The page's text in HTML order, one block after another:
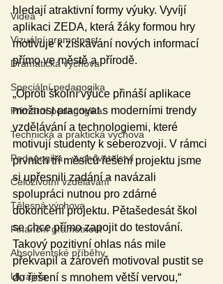
Videa
Vizuální gramotnost
Dramatická výchova
Speciální pedagogika
Primární pedagogika
Technická a praktická výchova
Pedagogika - vychovatelství
Celoživotní vzdělávání
Tělesná výchova
Finanční gramotnost
Absolventské příběhy
Ukrajina
hledají atraktivní formy výuky. Vyvíjí
aplikaci ZEDA, která žáky formou hry
motivuje k získávání nových informací
přímo ve městě a přírodě.
„Oproti školní výuce přináší aplikace
možnost pracovat s moderními trendy
vzdělávání a technologiemi, které
motivují studenty k seberozvoji. V rámci
prvních tří měsíců řešení projektu jsme
si upřesnili zadání a navázali
spolupráci nutnou pro zdárné
dokončení projektu. Pětašedesát škol
se chce přímo zapojit do testování.
Takový pozitivní ohlas nás mile
překvapil a zároveň motivoval pustit se
do řešení s mnohem větší vervou,“